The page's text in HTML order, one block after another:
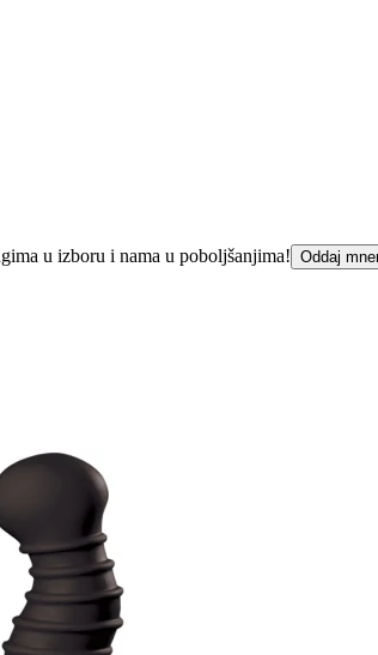
u izboru i nama u poboljšanjima! Oddaj